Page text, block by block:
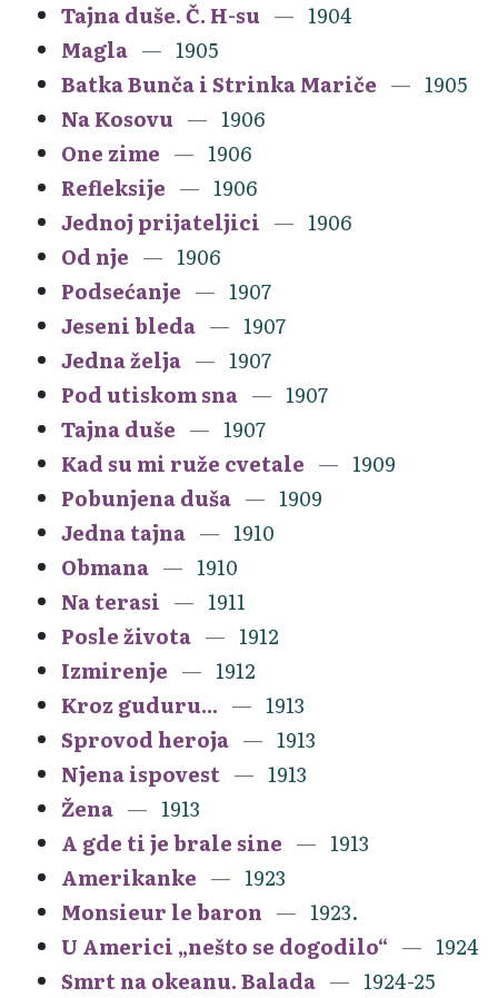
Tajna duše. Č. H-su
1904
Magla
1905
Batka Bunča i Strinka Mariče
1905
Na Kosovu
1906
One zime
1906
Refleksije
1906
Jednoj prijateljici
1906
Od nje
1906
Podsećanje
1907
Jeseni bleda
1907
Jedna želja
1907
Pod utiskom sna
1907
Tajna duše
1907
Kad su mi ruže cvetale
1909
Pobunjena duša
1909
Jedna tajna
1910
Obmana
1910
Na terasi
1911
Posle života
1912
Izmirenje
1912
Kroz guduru...
1913
Sprovod heroja
1913
Njena ispovest
1913
Žena
1913
A gde ti je brale sine
1913
Amerikanke
1923
Monsieur le baron
1923.
U Americi „nešto se dogodilo“
1924
Smrt na okeanu. Balada
1924-25